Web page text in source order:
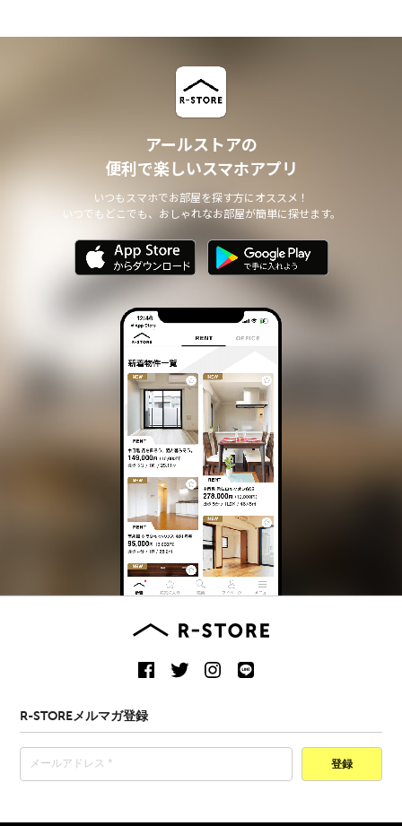
アールストアの
便利で楽しいスマホアプリ
いつもスマホでお部屋を探す方にオススメ！
いつでもどこでも、おしゃれなお部屋が簡単に探せます。
R-STOREメルマガ登録
登録